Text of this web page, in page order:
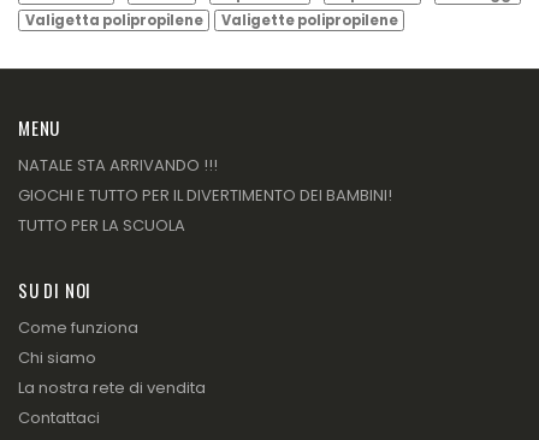
Valigetta polipropilene
Valigette polipropilene
MENU
NATALE STA ARRIVANDO !!!
GIOCHI E TUTTO PER IL DIVERTIMENTO DEI BAMBINI!
TUTTO PER LA SCUOLA
SU DI NOI
Come funziona
Chi siamo
La nostra rete di vendita
Contattaci